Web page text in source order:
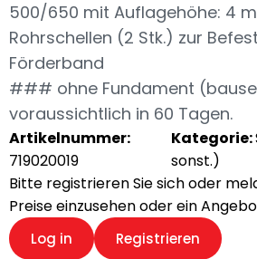
500/650 mit Auflagehöhe: 4
Rohrschellen (2 Stk.) zur
Förderband
### ohne Fundament
voraussichtlich in 60 Tagen.
Artikelnummer:
719020019
Kategorie:
sonst.)
Bitte registrieren Sie sich oder
Preise einzusehen oder ein
Log in Registrieren